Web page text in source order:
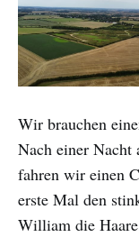
Wir brauchen
Nach einer Nacht
fahren wir einen
erste Mal den
William die